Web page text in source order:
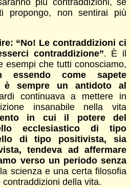
propongo, non sentirai più
“No! Le contraddizioni ci
contraddizione”. È il
esempi che tutti conosciamo,
essendo come sapete
è sempre un antidoto al
continuava a mettere in
insanabile nella vita
in cui il potere del
ecclesiastico di tipo
di tipo positivista, sia
tendeva ad affermare
verso un periodo senza
scienza e una certa filosofia
della vita.